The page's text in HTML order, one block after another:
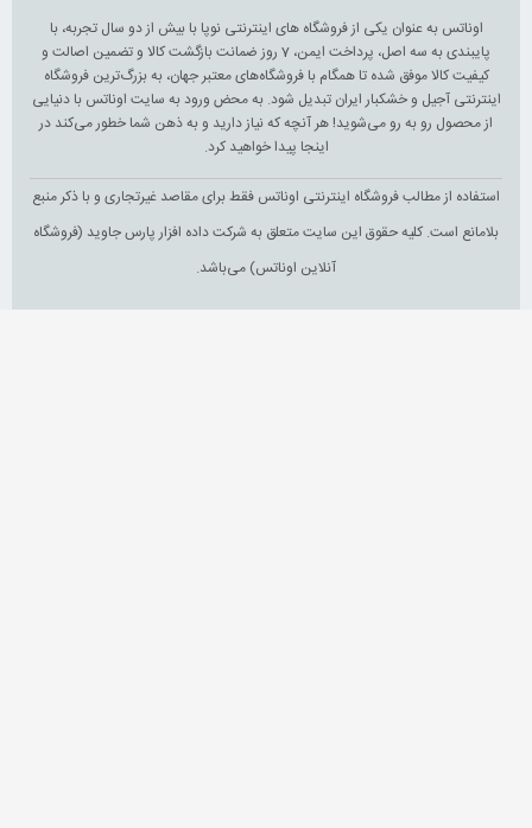
اوناتس به عنوان یکی از فروشگاه های اینترنتی نوپا با بیش از دو سال تجربه، با
پایبندی به سه اصل، پرداخت ایمن، 7 روز ضمانت بازگشت کالا و تضمین اصالت و
کیفیت کالا موفق شده تا همگام با فروشگاه‌های معتبر جهان، به بزرگ‌ترین فروشگاه
اینترنتی آجیل و خشکبار ایران تبدیل شود. به محض ورود به سایت اوناتس با دنیایی
از محصول رو به رو می‌شوید! هر آنچه که نیاز دارید و به ذهن شما خطور می‌کند در
اینجا پیدا خواهید کرد.
استفاده از مطالب فروشگاه اینترنتی اوناتس فقط برای مقاصد غیرتجاری و با ذکر منبع
بلامانع است. کلیه حقوق این سایت متعلق به شرکت داده افزار پارس جاوید (فروشگاه
آنلاین اوناتس) می‌باشد.